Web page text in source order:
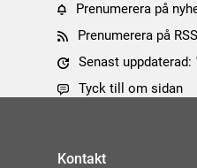
Prenumerera på
Prenumerera på
Senast uppdaterad:
Tyck till om sidan
Kontakt